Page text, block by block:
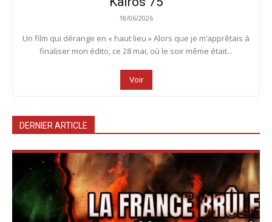
18/06/2026
Un film qui dérange en « haut lieu » Alors que je m’apprêtais à
finaliser mon édito, ce 28 mai, où le soir même était...
Voir
DERNIER ARTICLE